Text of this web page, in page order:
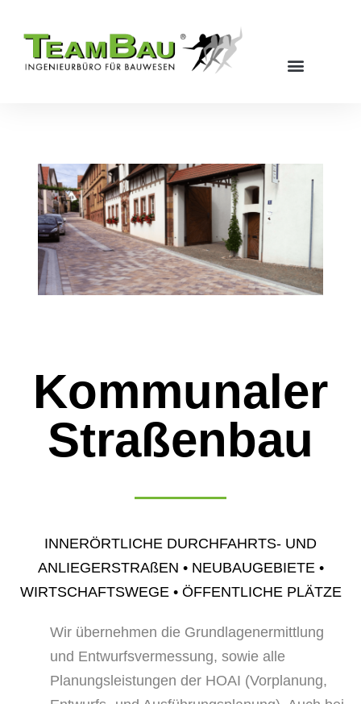
Kommunaler
Straßenbau
INNERÖRTLICHE DURCHFAHRTS- UND
ANLIEGERSTRAßEN • NEUBAUGEBIETE •
WIRTSCHAFTSWEGE • ÖFFENTLICHE PLÄTZE
Wir übernehmen die Grundlagenermittlung
und Entwurfsvermessung, sowie alle
Planungsleistungen der HOAI (Vorplanung,